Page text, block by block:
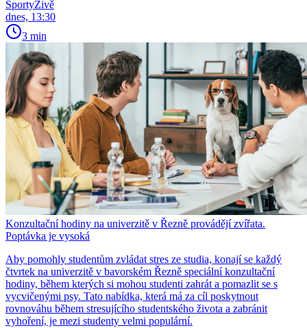
SportyŽivě
dnes, 13:30
3 min
Konzultační hodiny na univerzitě v Řezně provádějí zvířata.
Poptávka je vysoká
Aby pomohly studentům zvládat stres ze studia, konají se každý
čtvrtek na univerzitě v bavorském Řezně speciální konzultační
hodiny, během kterých si mohou studenti zahrát a pomazlit se s
vycvičenými psy. Tato nabídka, která má za cíl poskytnout
rovnováhu během stresujícího studentského života a zabránit
vyhoření, je mezi studenty velmi populární.